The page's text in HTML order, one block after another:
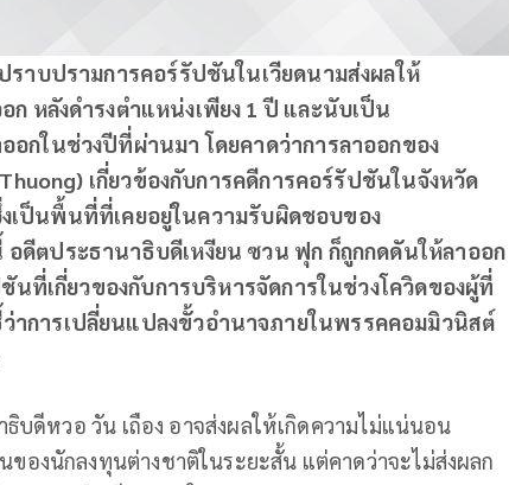
ราบปรามการคอร์รัปชันในเวียดนามส่งผลให้
หลังดำรงตำแหน่งเพียง 1 ปี และนับเป็น
กในช่วงปีที่ผ่านมา โดยคาดว่าการลาออกของ
เกี่ยวข้องกับการคดีการคอร์รัปชันในจังหวัด
งเป็นพื้นที่ที่เคยอยู่ในความรับผิดชอบของ
ดีตประธานาธิบดีเหงียน ซวน ฟุก ก็ถูกกดดันให้ลาออก
นที่เกี่ยวของกับการบริหารจัดการในช่วงโควิดของผู้ที่
การเปลี่ยนแปลงขั้วอำนาจภายในพรรคคอมมิวนิสต์
บดีหวอ วัน เถือง อาจส่งผลให้เกิดความไม่แน่นอน
ของนักลงทุนต่างชาติในระยะสั้น แต่คาดว่าจะไม่ส่งผลก